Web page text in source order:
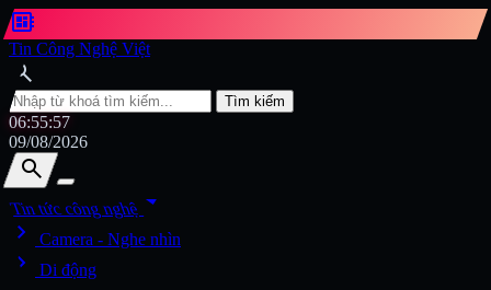
developer_board
Tin Công Nghệ Việt
search
Tìm kiếm
06:55:59
09/08/2026
search
search
Tin tức công nghệarrow_drop_down
chevron_right
Camera - Nghe nhìn
chevron_right Di động